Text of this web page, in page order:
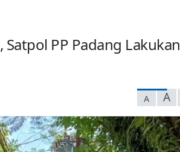
PP Padang Lakukan
A A